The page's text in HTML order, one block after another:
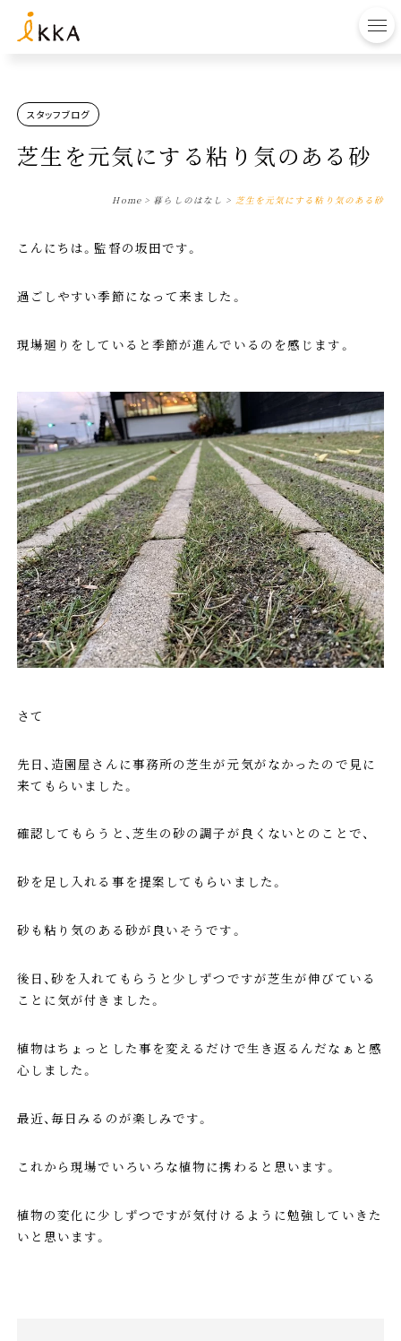
スタッフブログ
芝生を元気にする粘り気のある砂
Home> 暮らしのはなし > 芝生を元気にする粘り気のある砂
こんにちは。監督の坂田です。
過ごしやすい季節になって来ました。
現場廻りをしていると季節が進んでいるのを感じます。
さて
先日、造園屋さんに事務所の芝生が元気がなかったので見に
来てもらいました。
確認してもらうと、芝生の砂の調子が良くないとのことで、
砂を足し入れる事を提案してもらいました。
砂も粘り気のある砂が良いそうです。
後日、砂を入れてもらうと少しずつですが芝生が伸びている
ことに気が付きました。
植物はちょっとした事を変えるだけで生き返るんだなぁと感
心しました。
最近、毎日みるのが楽しみです。
これから現場でいろいろな植物に携わると思います。
植物の変化に少しずつですが気付けるように勉強していきた
いと思います。